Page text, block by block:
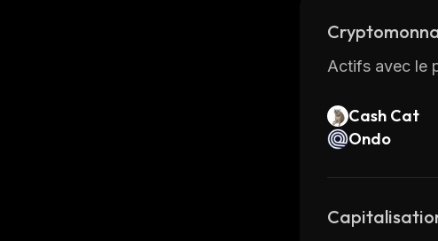
Actifs avec le
Cash Cat
Ondo